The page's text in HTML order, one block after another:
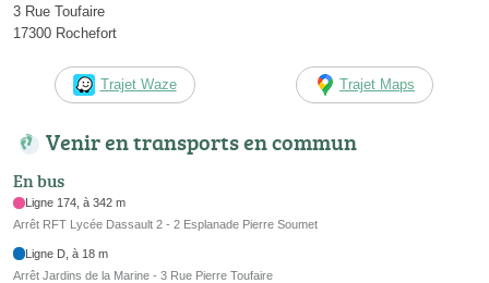
3 Rue Toufaire
17300 Rochefort
Trajet Waze Trajet Maps
Venir en transports en commun
En bus
Ligne 174, à 342 m
Arrêt RFT Lycée Dassault 2 - 2 Esplanade Pierre Soumet
Ligne D, à 18 m
Arrêt Jardins de la Marine - 3 Rue Pierre Toufaire